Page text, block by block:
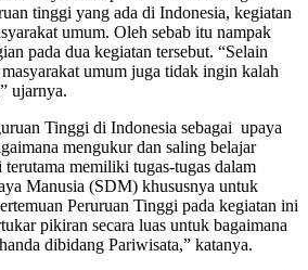
tinggi yang ada di Indonesia, kegiatan
umum. Oleh sebab itu nampak
pada dua kegiatan tersebut. “Selain
umum juga tidak ingin kalah
ujarnya.
Tinggi di Indonesia sebagai upaya
mengukur dan saling belajar
memiliki tugas-tugas dalam
Manusia (SDM) khususnya untuk
Peruruan Tinggi pada kegiatan ini
pikiran secara luas untuk bagaimana
dibidang Pariwisata,” katanya.